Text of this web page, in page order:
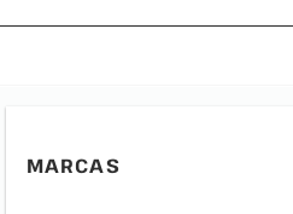
MARCAS